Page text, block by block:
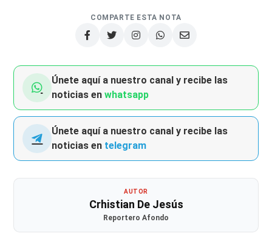
COMPARTE ESTA NOTA
Únete aquí a nuestro canal y recibe las
noticias enwhatsapp
Únete aquí a nuestro canal y recibe las
noticias en telegram
AUTOR
Crhistian De Jesús
Reportero Afondo